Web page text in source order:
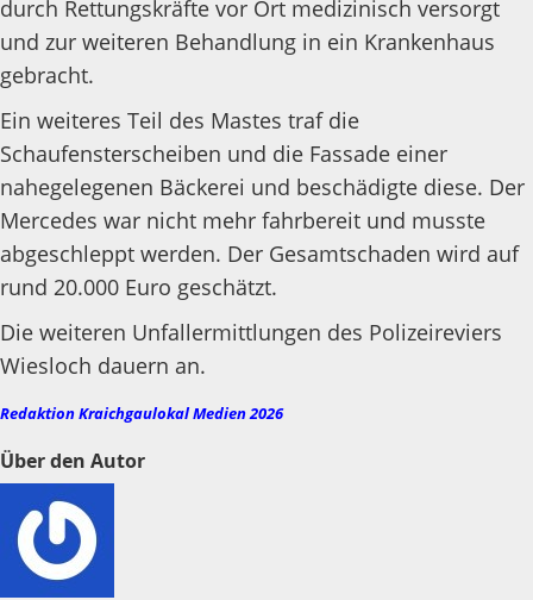
durch Rettungskräfte vor Ort medizinisch versorgt
und zur weiteren Behandlung in ein Krankenhaus
gebracht.
Ein weiteres Teil des Mastes traf die
Schaufensterscheiben und die Fassade einer
nahegelegenen Bäckerei und beschädigte diese. Der
Mercedes war nicht mehr fahrbereit und musste
abgeschleppt werden. Der Gesamtschaden wird auf
rund 20.000 Euro geschätzt.
Die weiteren Unfallermittlungen des Polizeireviers
Wiesloch dauern an.
Redaktion Kraichgaulokal Medien 2026
Über den Autor